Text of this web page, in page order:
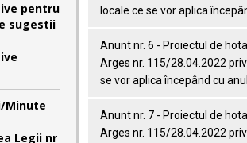
pentru
sugestii
Minute
Legii nr
locale ce se vor aplica
Anunt nr. 6 - Proiectul de
Arges nr. 115/28.04.2022
se vor aplica începând cu
Anunt nr. 7 - Proiectul de
Arges nr. 115/28.04.2022